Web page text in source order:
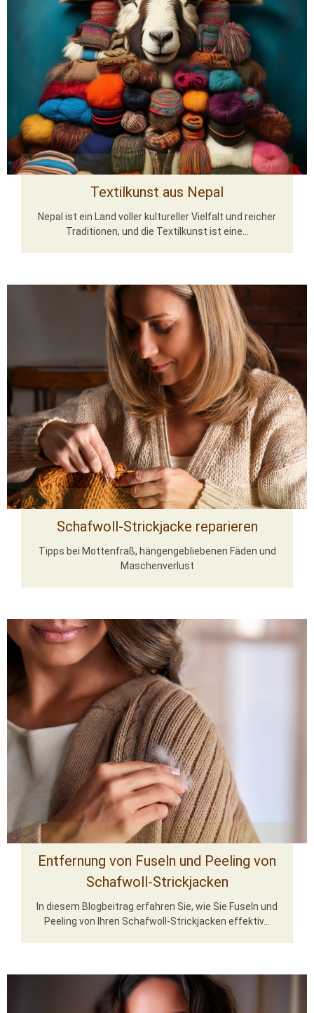
Textilkunst aus Nepal
Nepal ist ein Land voller kultureller Vielfalt und reicher
Traditionen, und die Textilkunst ist eine...
Schafwoll-Strickjacke reparieren
Tipps bei Mottenfraß, hängengebliebenen Fäden und
Maschenverlust
Entfernung von Fuseln und Peeling von
Schafwoll-Strickjacken
In diesem Blogbeitrag erfahren Sie, wie Sie Fuseln und
Peeling von Ihren Schafwoll-Strickjacken effektiv...